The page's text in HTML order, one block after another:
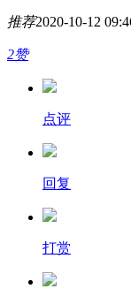
推荐2020-10-12
2赞
点评
回复
打赏